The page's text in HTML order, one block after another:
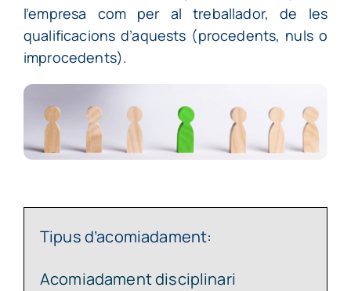
l’empresa com per al treballador, de les
qualificacions d’aquests (procedents, nuls o
improcedents).
Tipus d’acomiadament:
Acomiadament disciplinari